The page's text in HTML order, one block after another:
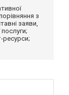
з
заяви,
ресурси;